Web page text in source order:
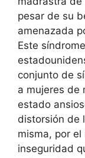
pesar de su
amenazada
Este
conjunto de
a mujeres de
estado
distorsión de
misma, por
inseguridad